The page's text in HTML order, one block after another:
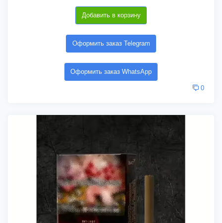
Добавить в корзину
Оформить заказ Telegram
Оформить заказ WhatsApp
0